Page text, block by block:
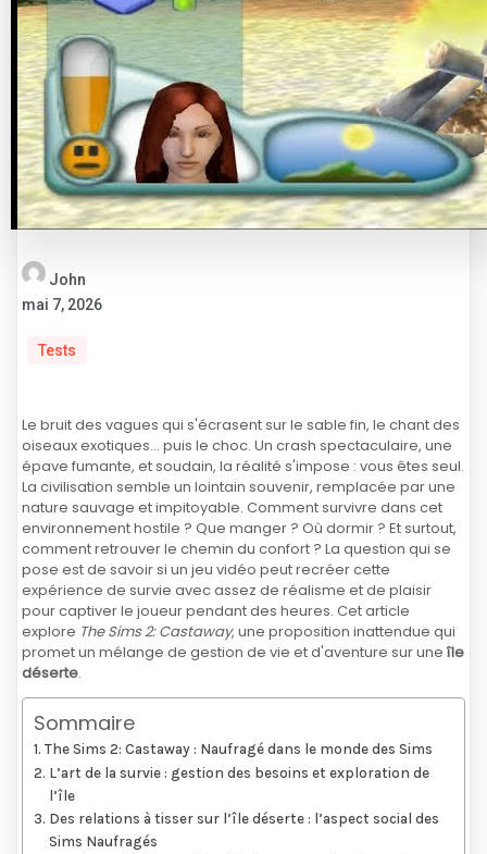
John
mai 7, 2026
Tests
Le bruit des vagues qui s'écrasent sur le sable fin, le chant des
oiseaux exotiques... puis le choc. Un crash spectaculaire, une
épave fumante, et soudain, la réalité s'impose : vous êtes seul.
La civilisation semble un lointain souvenir, remplacée par une
nature sauvage et impitoyable. Comment survivre dans cet
environnement hostile ? Que manger ? Où dormir ? Et surtout,
comment retrouver le chemin du confort ? La question qui se
pose est de savoir si un jeu vidéo peut recréer cette
expérience de survie avec assez de réalisme et de plaisir
pour captiver le joueur pendant des heures. Cet article
explore The Sims 2: Castaway, une proposition inattendue qui
promet un mélange de gestion de vie et d'aventure sur une île
déserte.
Sommaire
The Sims 2: Castaway : Naufragé dans le monde des Sims
L’art de la survie : gestion des besoins et exploration de
l’île
Des relations à tisser sur l’île déserte : l’aspect social des
Sims Naufragés